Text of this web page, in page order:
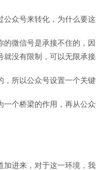
众号来转化，为什么要这
微信号是承接不住的，
没有限制，可以无限承
所以公众号设置一个关
个桥梁的作用，再从公
进来，对于这一环境，